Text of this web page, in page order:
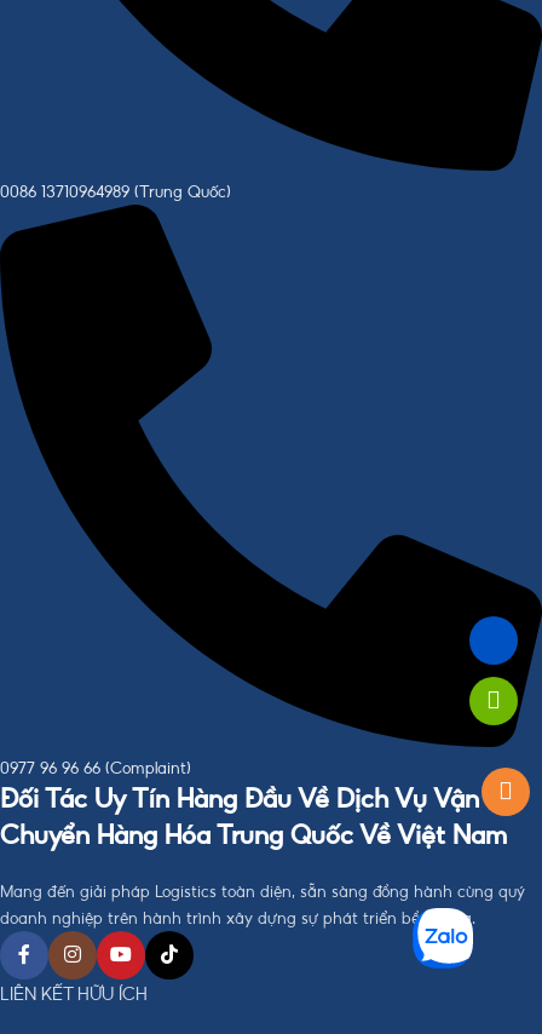
0086 13710964989 (Trung Quốc)
0977 96 96 66 (Complaint)
Đối Tác Uy Tín Hàng Đầu Về Dịch Vụ Vận
Chuyển Hàng Hóa Trung Quốc Về Việt Nam
Mang đến giải pháp Logistics toàn diện, sẵn sàng đồng hành cùng quý
doanh nghiệp trên hành trình xây dựng sự phát triển bền vững.
LIÊN KẾT HỮU ÍCH